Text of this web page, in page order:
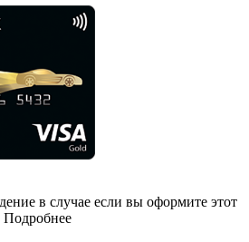
в случае если вы оформите этот
Подробнее